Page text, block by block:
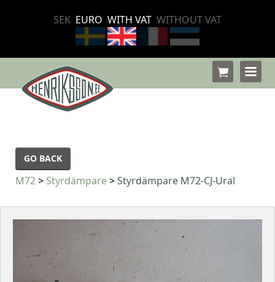
SEK EURO WITH VAT WITHOUT VAT
GO BACK
M72> Styrdämpare>Styrdämpare M72-CJ-Ural